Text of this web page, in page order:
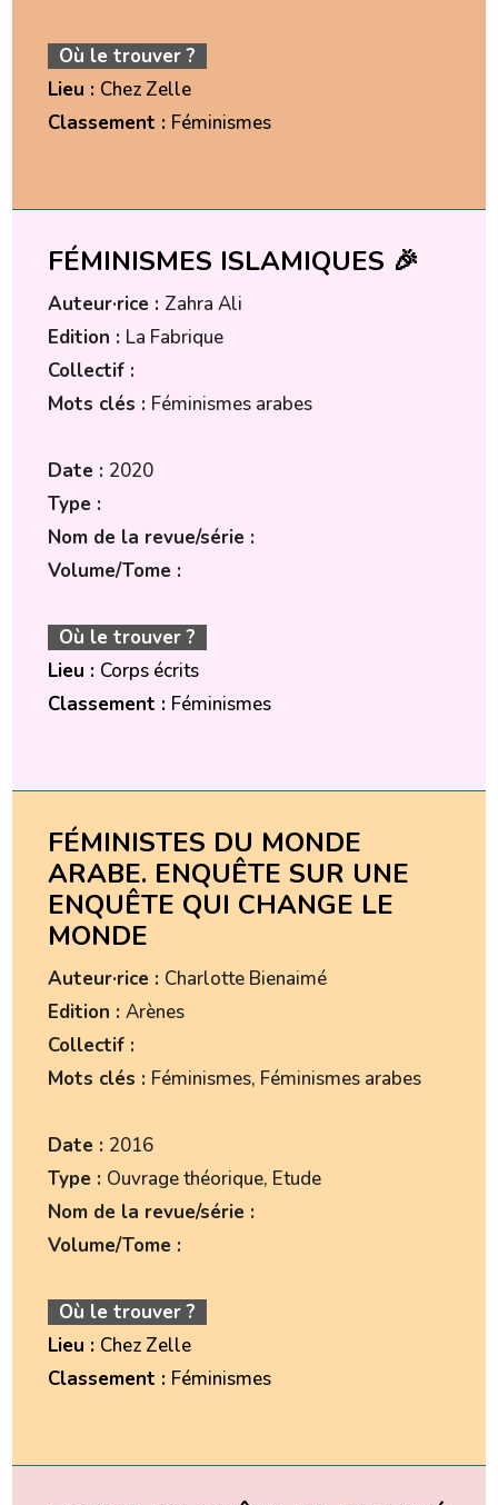
Où le trouver ?
Lieu : Chez Zelle
Classement : Féminismes
FÉMINISMES ISLAMIQUES 🎉
Auteur·rice : Zahra Ali
Edition : La Fabrique
Collectif :
Mots clés : Féminismes arabes
Date : 2020
Type :
Nom de la revue/série :
Volume/Tome :
Où le trouver ?
Lieu : Corps écrits
Classement : Féminismes
FÉMINISTES DU MONDE
ARABE. ENQUÊTE SUR UNE
ENQUÊTE QUI CHANGE LE
MONDE
Auteur·rice : Charlotte Bienaimé
Edition :Arènes
Collectif :
Mots clés : Féminismes, Féminismes arabes
Date : 2016
Type : Ouvrage théorique, Etude
Nom de la revue/série :
Volume/Tome :
Où le trouver ?
Lieu : Chez Zelle
Classement : Féminismes